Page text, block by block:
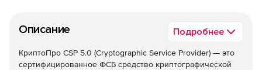
Описание Подробнее
КриптоПро CSP 5.0 (Cryptographic Service Provider) — это
сертифицированное ФСБ средство криптографической